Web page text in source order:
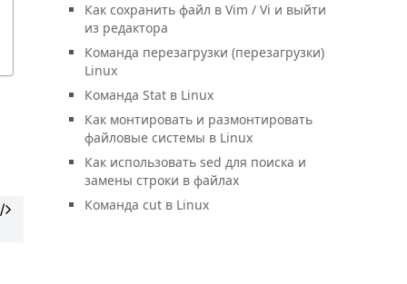
Как сохранить файл в Vim / Vi и выйти
из редактора
Команда перезагрузки (перезагрузки)
Linux
Команда Stat в Linux
Как монтировать и размонтировать
файловые системы в Linux
Как использовать sed для поиска и
замены строки в файлах
Команда cut в Linux